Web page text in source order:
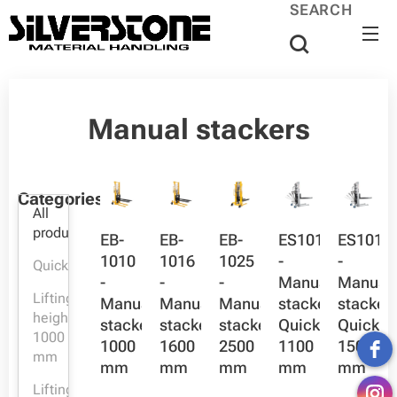
SEARCH
Manual stackers
Categories
All
products
Quicklift
Lifting
height:
1000
mm
Lifting
EB-
1010
-
Manual
stacker,
1000
mm
EB-
1016
-
Manual
stacker,
1600
mm
EB-
1025
-
Manual
stacker,
2500
mm
ES1011
-
Manual
stacker,
Quicklift,
1100
mm
ES1015
-
Manual
stacker,
1500
mm